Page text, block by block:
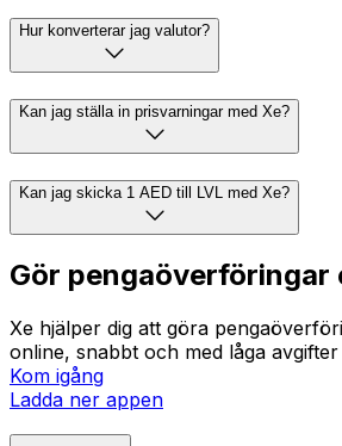
Hur konverterar jag valutor?
Kan jag ställa in prisvarningar med Xe?
Kan jag skicka 1 AED till LVL med Xe?
Gör pengaöverföringar
Xe hjälper dig att göra
online, snabbt och med låga avgifter
Kom igång
Ladda ner appen